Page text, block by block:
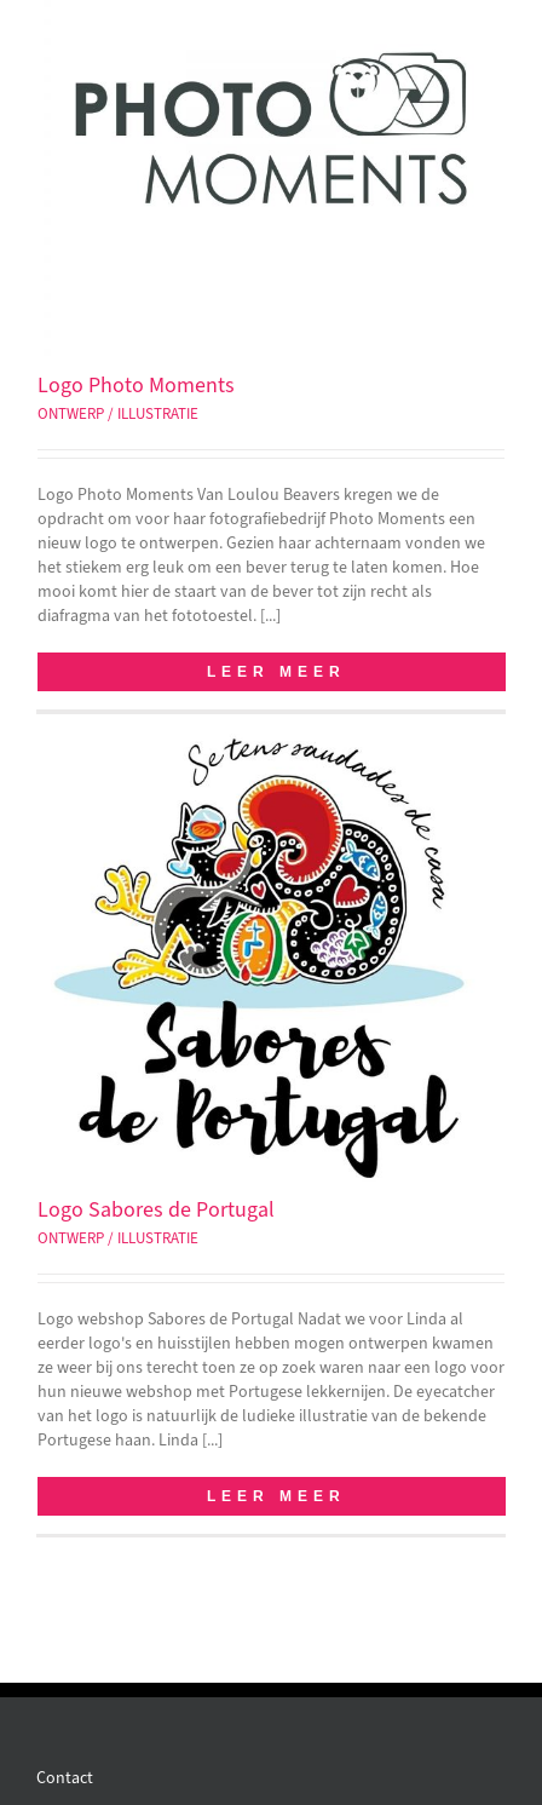
Logo Photo Moments
ONTWERP / ILLUSTRATIE
Logo Photo Moments Van Loulou Beavers kregen we de
opdracht om voor haar fotografiebedrijf Photo Moments een
nieuw logo te ontwerpen. Gezien haar achternaam vonden we
het stiekem erg leuk om een bever terug te laten komen. Hoe
mooi komt hier de staart van de bever tot zijn recht als
diafragma van het fototoestel. [...]
LEER MEER
Logo Sabores de Portugal
ONTWERP / ILLUSTRATIE
Logo webshop Sabores de Portugal Nadat we voor Linda al
eerder logo's en huisstijlen hebben mogen ontwerpen kwamen
ze weer bij ons terecht toen ze op zoek waren naar een logo voor
hun nieuwe webshop met Portugese lekkernijen. De eyecatcher
van het logo is natuurlijk de ludieke illustratie van de bekende
Portugese haan. Linda [...]
LEER MEER
Contact